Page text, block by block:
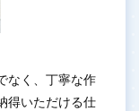
なく、丁寧な作
得いただける仕